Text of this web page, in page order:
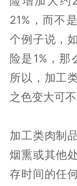
21%，而不
个例子说，
险是1%，那
所以，加工
之色变大可不
加工类肉制
烟熏或其他
存时间的任